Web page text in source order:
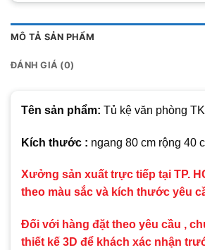
MÔ TẢ SẢN PHẨM
ĐÁNH GIÁ (0)
Tên sản phẩm: Tủ kệ văn phòng
Kích thước : ngang 80 cm rộng 40
Xưởng sản xuất trực tiếp tại TP.
theo màu sắc và kích thước yêu
Đối với hàng đặt theo yêu cầu ,
thiết kế 3D để khách xác nhận